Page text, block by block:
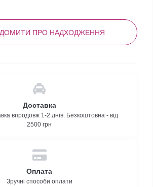
ПРО НАДХОДЖЕННЯ
Доставка
впродовж 1-2 днів. Безкоштовна - від
2500 грн
Оплата
Зручні способи оплати